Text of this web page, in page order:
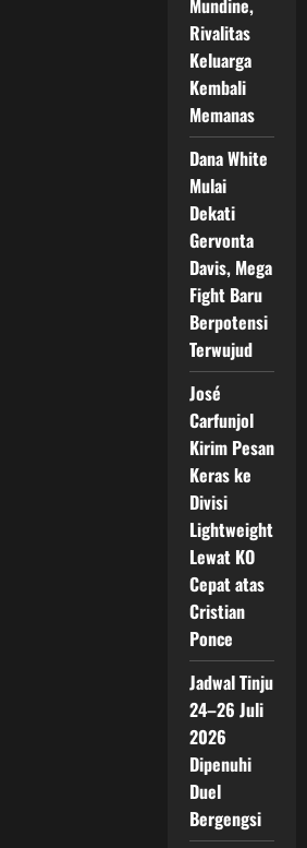
Mundine,
Rivalitas
Keluarga
Kembali
Memanas
Dana White
Mulai
Dekati
Gervonta
Davis, Mega
Fight Baru
Berpotensi
Terwujud
José
Carfunjol
Kirim Pesan
Keras ke
Divisi
Lightweight
Lewat KO
Cepat atas
Cristian
Ponce
Jadwal Tinju
24–26 Juli
2026
Dipenuhi
Duel
Bergengsi